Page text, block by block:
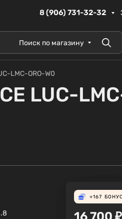
8 (906) 731-32-32
Поиск по магазину
LMC-ORO-W0
LUC-
+167